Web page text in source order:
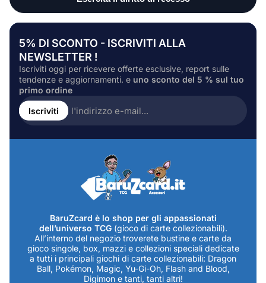
5% DI SCONTO - ISCRIVITI ALLA
NEWSLETTER !
Iscriviti oggi per ricevere offerte esclusive, report sulle
tendenze e aggiornamenti. e uno sconto del 5 % sul tuo
primo ordine
Inserire
l'indirizzo
e-
Iscriviti
BaruZcard è lo shop per gli appassionati
dell’universo TCG (gioco di carte collezionabili).
All’interno del negozio troverete bustine e carte da
gioco singole, box, mazzi e collezioni speciali dedicate
a tutti i principali giochi di carte collezionabili: Dragon
Ball, Pokémon, Magic, Yu-Gi-Oh, Flash and Blood,
Digimon e tanti, tanti altri!